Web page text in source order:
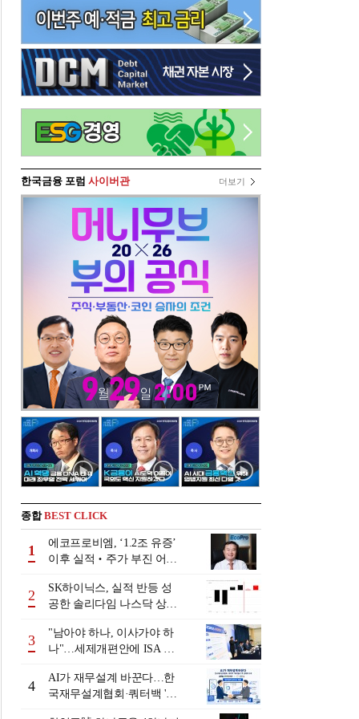
한국금융 포럼 사이버관 더보기
종합BEST CLICK
1
에코프로비엠, ‘1.2조 유증’
이후 실적‧주가 부진 어쩌
2
SK하이닉스, 실적 반등 성
공한 솔리다임 나스닥 상장
3
"남아야 하나, 이사가야 하
나"…세제개편안에 ISA 투
4
AI가 재무설계 바꾼다…한
국재무설계협회·쿼터백 '베